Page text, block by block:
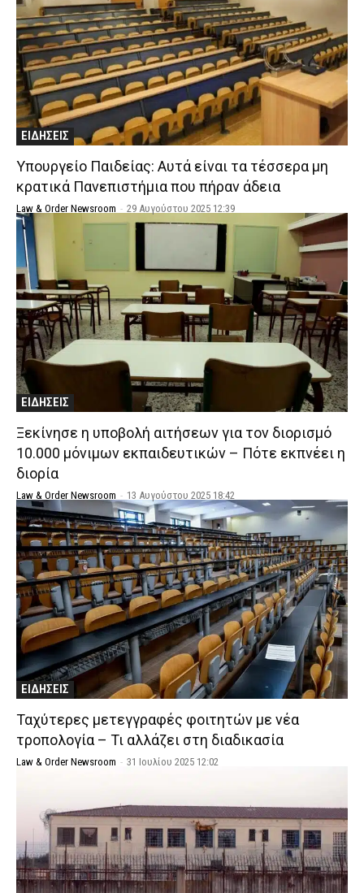
ΕΙΔΗΣΕΙΣ
Υπουργείο Παιδείας: Αυτά είναι τα τέσσερα μη
κρατικά Πανεπιστήμια που πήραν άδεια
Law & Order Newsroom - 29 Αυγούστου 2025 12:39
ΕΙΔΗΣΕΙΣ
Ξεκίνησε η υποβολή αιτήσεων για τον διορισμό
10.000 μόνιμων εκπαιδευτικών – Πότε εκπνέει η
διορία
Law & Order Newsroom - 13 Αυγούστου 2025 18:42
ΕΙΔΗΣΕΙΣ
Ταχύτερες μετεγγραφές φοιτητών με νέα
τροπολογία – Τι αλλάζει στη διαδικασία
Law & Order Newsroom - 31 Ιουλίου 2025 12:02